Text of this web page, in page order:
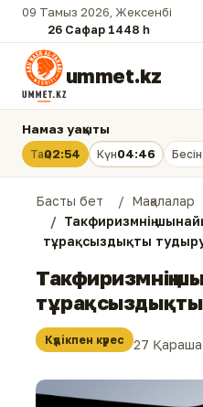
09 Тамыз 2026, Жексенбі
26 Сафар 1448 һ.
ummet.kz
Намаз уақыты
Таң02:54 Күн04:46 Бесін
Басты бет Мақалалар
Такфиризмнің
тұрақсыздықты
Такфиризмнің
Күдікпен күрес 27